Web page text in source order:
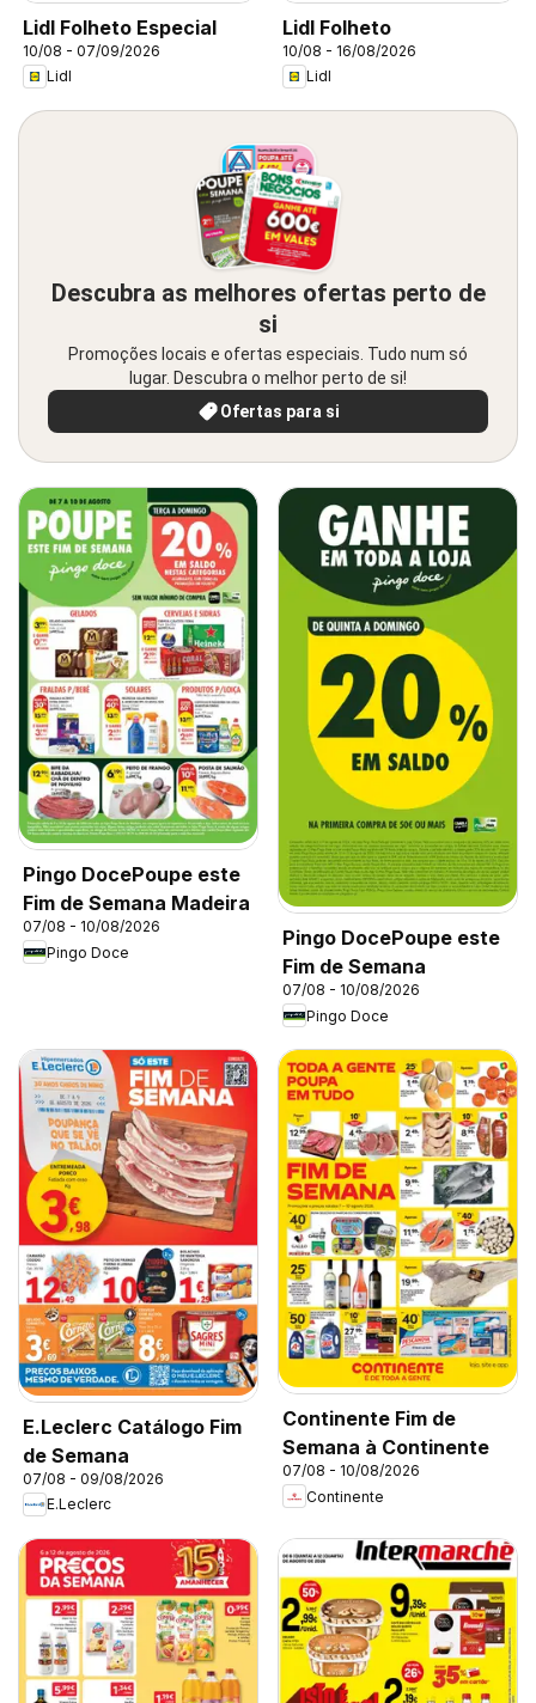
Lidl Folheto Especial
10/08 - 07/09/2026
Lidl
Lidl Folheto
10/08 - 16/08/2026
Lidl
Descubra as melhores ofertas perto de
si
Promoções locais e ofertas especiais. Tudo num só
lugar. Descubra o melhor perto de si!
Ofertas para si
Pingo DocePoupe este
Fim de Semana Madeira
07/08 - 10/08/2026
Pingo Doce
Pingo DocePoupe este
Fim de Semana
07/08 - 10/08/2026
Pingo Doce
E.Leclerc Catálogo Fim
de Semana
07/08 - 09/08/2026
E.Leclerc
Continente Fim de
Semana à Continente
07/08 - 10/08/2026
Continente